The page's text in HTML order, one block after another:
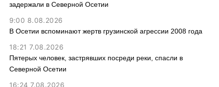
задержали в Северной Осетии
9:00 8.08.2026
В Осетии вспоминают жертв грузинской агрессии 2008 года
18:21 7.08.2026
Пятерых человек, застрявших посреди реки, спасли в
Северной Осетии
16:24 7.08.2026